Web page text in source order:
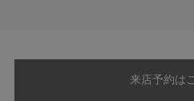
来店予約は